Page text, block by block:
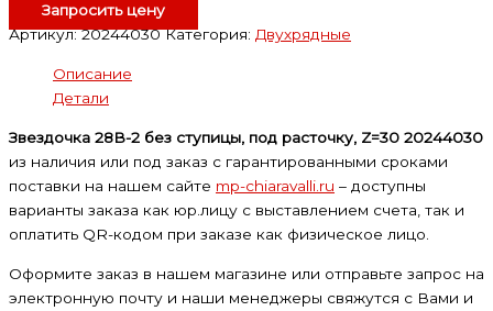
Запросить цену
Артикул:20244030Категория: Двухрядные
Описание
Детали
Звездочка 28В-2 без ступицы, под расточку, Z=30 20244030
из наличия или под заказ с гарантированными сроками
поставки на нашем сайте mp-chiaravalli.ru – доступны
варианты заказа как юр.лицу с выставлением счета, так и
оплатить QR-кодом при заказе как физическое лицо.
Оформите заказ в нашем магазине или отправьте запрос на
электронную почту и наши менеджеры свяжутся с Вами и